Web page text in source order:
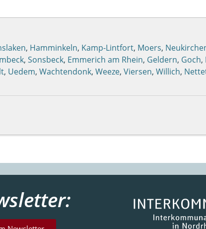
, Hamminkeln, Kamp-Lintfort, Moers,
, Sonsbeck, Emmerich am Rhein, Geldern, Goch,
, Uedem, Wachtendonk, Weeze, Viersen, Willich,